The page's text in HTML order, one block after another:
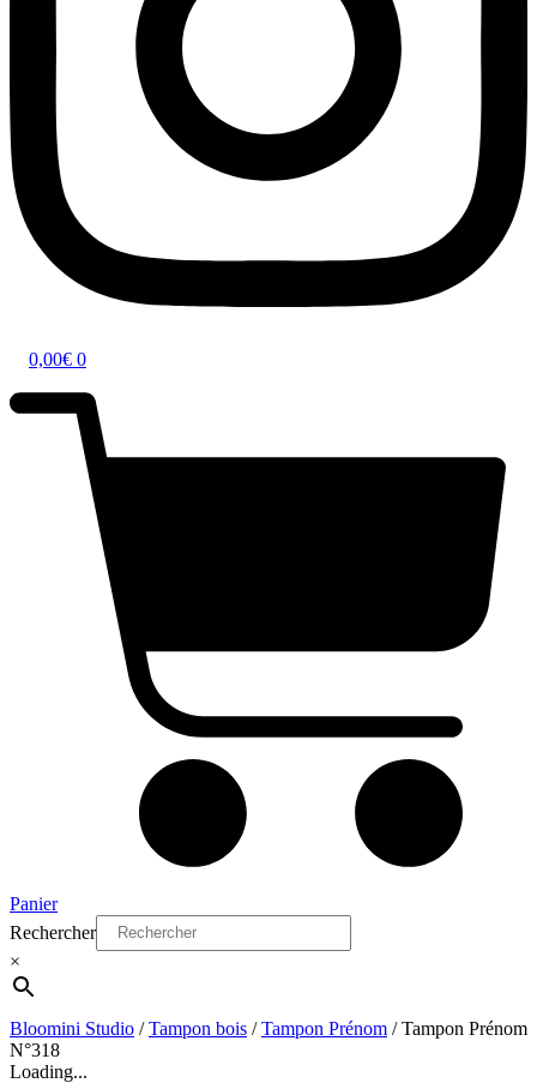
0,00€ 0
Panier
Rechercher
×
Bloomini Studio /Tampon bois /Tampon Prénom /Tampon Prénom
N°318
Loading...